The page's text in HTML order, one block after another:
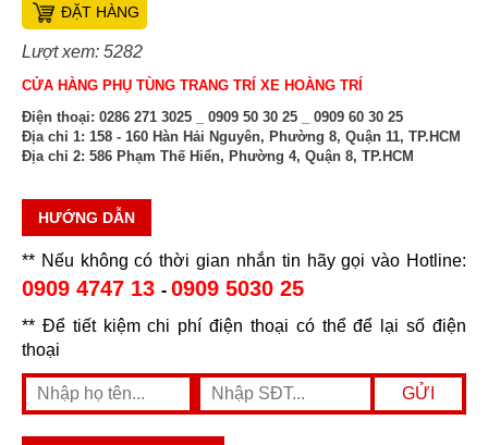
ĐẶT HÀNG
Lượt xem: 5282
CỬA HÀNG PHỤ TÙNG TRANG TRÍ XE HOÀNG TRÍ
Điện thoại: 0286 271 3025 _ 0909 50 30 25 _ 0909 60 30 25
Địa chỉ 1: 158 - 160 Hàn Hải Nguyên, Phường 8, Quận 11, TP.HCM
Địa chỉ 2: 586 Phạm Thế Hiển, Phường 4, Quận 8, TP.HCM
HƯỚNG DẪN
** Nếu không có thời gian nhắn tin hãy gọi vào Hotline:
0909 4747 13 - 0909 5030 25
** Để tiết kiệm chi phí điện thoại có thể để lại số điện
thoại